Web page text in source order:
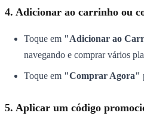
4. Adicionar ao carrinho ou
Toque em "Adicionar ao
navegando e comprar vários
Toque em "Comprar Agora"
5. Aplicar um código